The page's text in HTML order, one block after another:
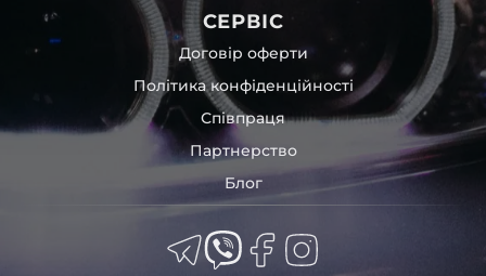
СЕРВІС
Договір оферти
Політика конфіденційності
Співпраця
Партнерство
Блог